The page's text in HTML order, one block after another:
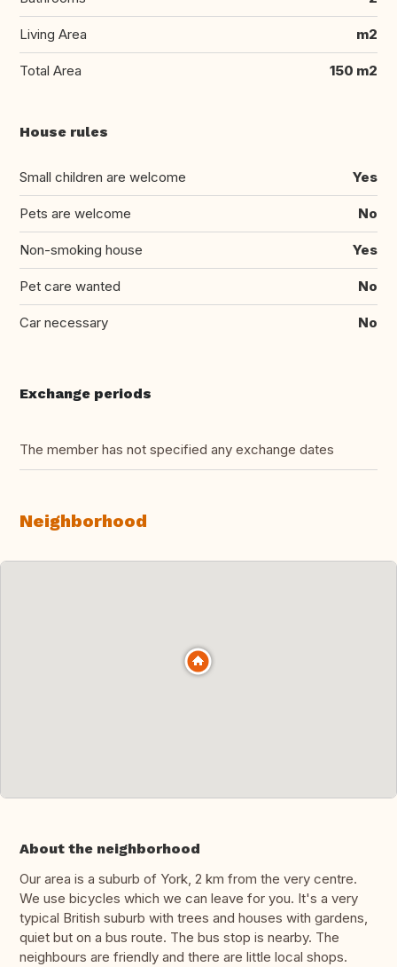
Living Area m2
Total Area 150 m2
House rules
Small children are welcome Yes
Pets are welcome No
Non-smoking house Yes
Pet care wanted No
Car necessary No
Exchange periods
The member has not specified any exchange dates
Neighborhood
About the neighborhood
Our area is a suburb of York, 2 km from the very centre.
We use bicycles which we can leave for you. It's a very
typical British suburb with trees and houses with gardens,
quiet but on a bus route. The bus stop is nearby. The
neighbours are friendly and there are little local shops.